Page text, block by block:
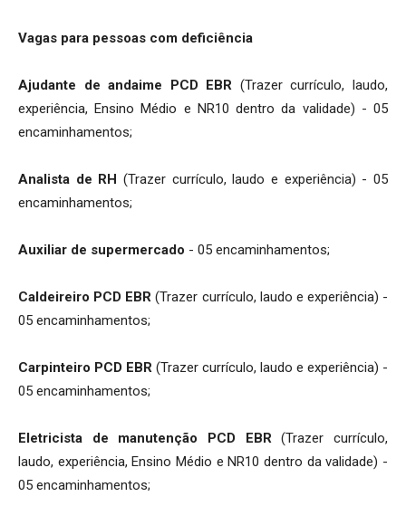
Vagas para pessoas com deficiência
Ajudante de andaime PCD EBR (Trazer currículo, laudo,
experiência, Ensino Médio e NR10 dentro da validade) - 05
encaminhamentos;
Analista de RH (Trazer currículo, laudo e experiência) - 05
encaminhamentos;
Auxiliar de supermercado - 05 encaminhamentos;
Caldeireiro PCD EBR (Trazer currículo, laudo e experiência) -
05 encaminhamentos;
Carpinteiro PCD EBR (Trazer currículo, laudo e experiência) -
05 encaminhamentos;
Eletricista de manutenção PCD EBR(Trazer currículo,
laudo, experiência, Ensino Médio e NR10 dentro da validade) -
05 encaminhamentos;